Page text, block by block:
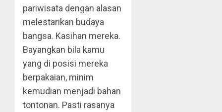
pariwisata dengan alasan
melestarikan budaya
bangsa. Kasihan mereka.
Bayangkan bila kamu
yang di posisi mereka
berpakaian, minim
kemudian menjadi bahan
tontonan. Pasti rasanya